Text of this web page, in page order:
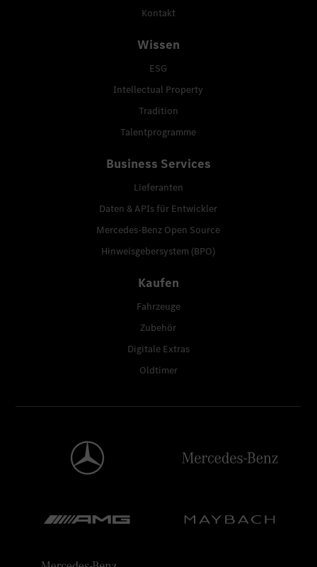
Kontakt
Wissen
ESG
Intellectual Property
Tradition
Talentprogramme
Business Services
Lieferanten
Daten & APIs für Entwickler
Mercedes-Benz Open Source
Hinweisgebersystem (BPO)
Kaufen
Fahrzeuge
Zubehör
Digitale Extras
Oldtimer